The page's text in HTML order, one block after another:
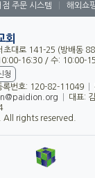
점 주문 시스템 해외쇼
회
초대로 141-25 (방배동
16:30 / 수: 10:00-
청
록번호: 120-82-11049
대표:
rights reserved.